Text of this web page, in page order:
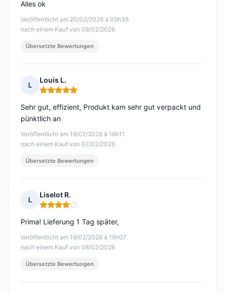
Veröffentlicht am 20/02/2026 à 05h39
nach einem Kauf von 08/02/2026
Alles ok
Übersetzte Bewertungen
L
Louis L.
Hinweis: 5 von 5
Veröffentlicht am 19/02/2026 à 16h11
nach einem Kauf von 07/02/2026
Sehr gut, effizient, Produkt kam sehr gut verpackt und
pünktlich an
Übersetzte Bewertungen
L
Liselot R.
Hinweis: 4 von 5
Veröffentlicht am 19/02/2026 à 16h07
nach einem Kauf von 08/02/2026
Prima! Lieferung 1 Tag später,
Übersetzte Bewertungen